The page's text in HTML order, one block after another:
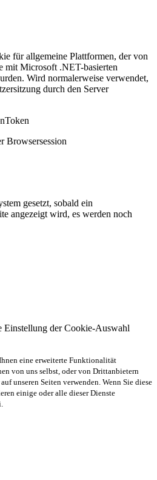
für allgemeine Plattformen, der von
mit Microsoft .NET-basierten
Wird normalerweise verwendet,
durch den Server
Browsersession
gesetzt, sobald ein
angezeigt wird, es werden noch
Einstellung der Cookie-Auswahl
eine erweiterte Funktionalität
von uns selbst, oder von Drittanbietern
unseren Seiten verwenden. Wenn Sie diese
einige oder alle dieser Dienste